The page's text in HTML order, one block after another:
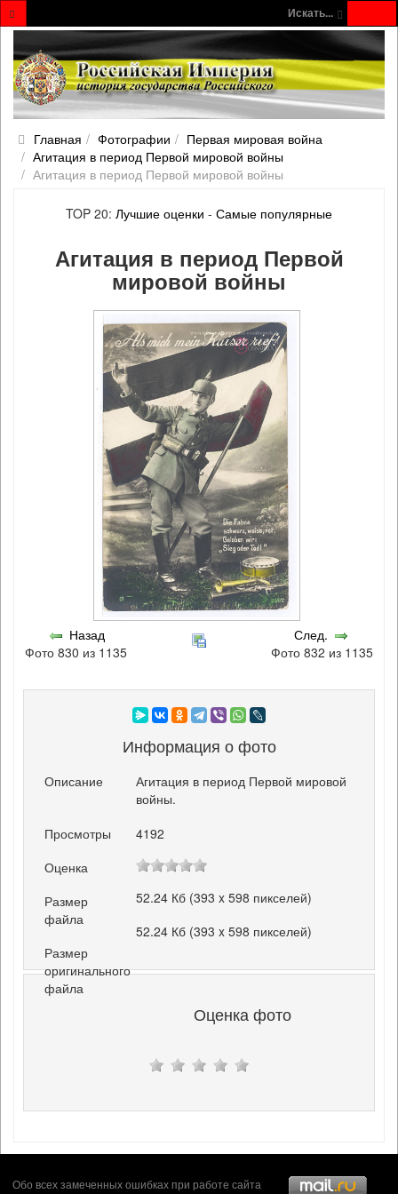
Искать...
Главная Фотографии
Первая мировая война
Агитация в период Первой мировой войны
Агитация в период Первой мировой войны
TOP 20: Лучшие оценки - Самые популярные
Агитация в период Первой
мировой войны
Назад
Фото 830 из 1135
След.
Фото 832 из 1135
Информация о фото
Описание
Агитация в период Первой мировой
войны.
Просмотры
4192
Оценка
Размер
файла
52.24 Кб (393 x 598 пикселей)
Размер
оригинального
файла
52.24 Кб (393 x 598 пикселей)
Оценка фото
Обо всех замеченных ошибках при работе сайта